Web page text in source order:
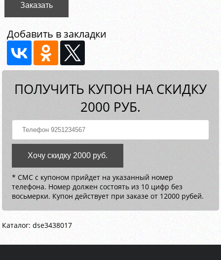
Заказать
Добавить в закладки
ПОЛУЧИТЬ КУПОН НА СКИДКУ
2000 РУБ.
Хочу скидку 2000 руб.
* СМС с купоном прийдет на указанный номер
телефона. Номер должен состоять из 10 цифр без
восьмерки. Купон действует при заказе от 12000 рубей.
Каталог: dse3438017